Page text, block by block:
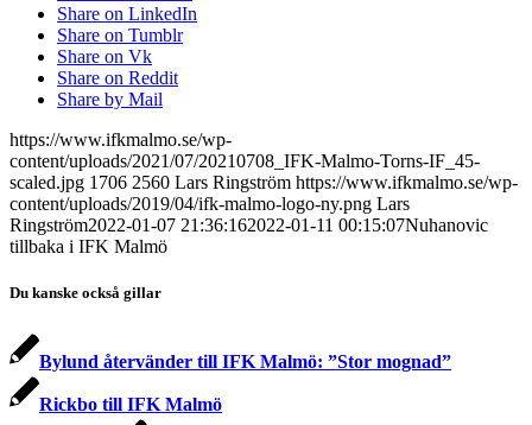
Share on LinkedIn
Share on Tumblr
Share on Vk
Share on Reddit
Share by Mail
https://www.ifkmalmo.se/wp-
content/uploads/2021/07/20210708_IFK-Malmo-Torns-IF_45-
scaled.jpg 1706 2560 Lars Ringström https://www.ifkmalmo.se/wp-
content/uploads/2019/04/ifk-malmo-logo-ny.png Lars
Ringström2022-01-07 21:36:162022-01-11 00:15:07Nuhanovic
tillbaka i IFK Malmö
Du kanske också gillar
Bylund återvänder till IFK Malmö: ”Stor mognad”
Rickbo till IFK Malmö